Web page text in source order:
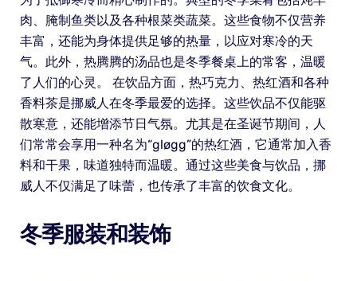
肉、腌制鱼类以及各种根菜类蔬菜。这些食物不仅营养
丰富，还能为身体提供足够的热量，以应对寒冷的天
气。此外，热腾腾的汤品也是冬季餐桌上的常客，温暖
了人们的心灵。 在饮品方面，热巧克力、热红酒和各种
香料茶是挪威人在冬季最爱的选择。这些饮品不仅能驱
散寒意，还能增添节日气氛。尤其是在圣诞节期间，人
们常常会享用一种名为“gløgg”的热红酒，它通常加入香
料和干果，味道独特而温暖。通过这些美食与饮品，挪
威人不仅满足了味蕾，也传承了丰富的饮食文化。
冬季服装和装饰